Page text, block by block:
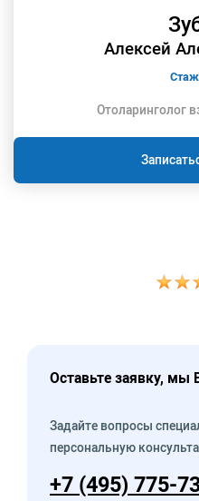
Алексей
Отоларинголог
Оставьте заявку, мы
Задайте вопросы
персональную
+7 (495) 775-